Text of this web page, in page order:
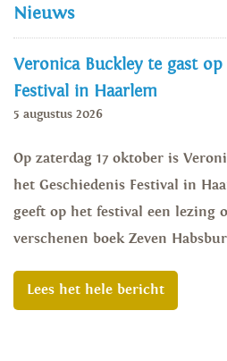
Nieuws
Veronica Buckley te gast op
Festival in Haarlem
5 augustus 2026
Op zaterdag 17 oktober is
het Geschiedenis Festival in
geeft op het festival een lezing
verschenen boek Zeven
Lees het hele bericht